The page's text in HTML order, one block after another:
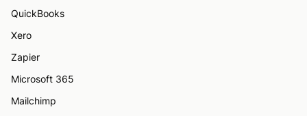
QuickBooks
Xero
Zapier
Microsoft 365
Mailchimp